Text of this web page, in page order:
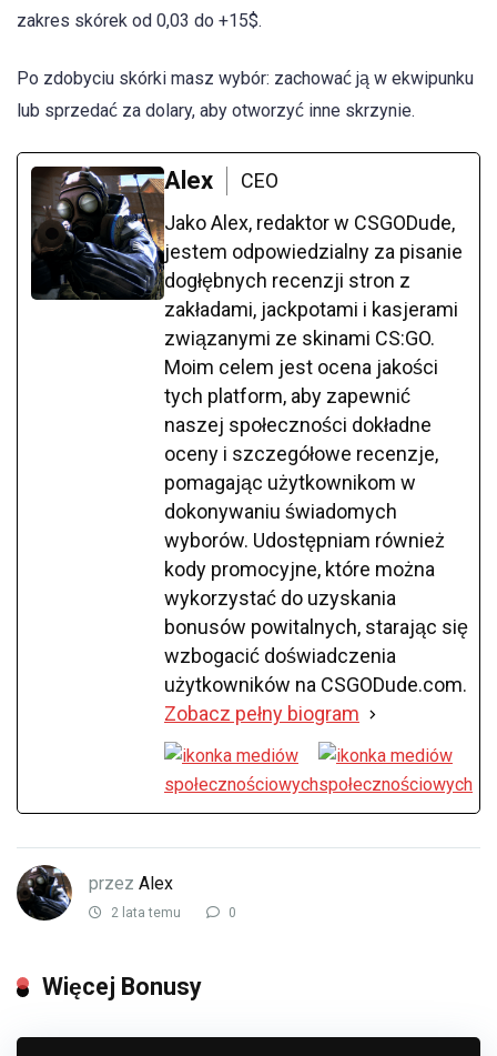
zakres skórek od 0,03 do +15$.
Po zdobyciu skórki masz wybór: zachować ją w ekwipunku
lub sprzedać za dolary, aby otworzyć inne skrzynie.
Alex
CEO
Jako Alex, redaktor w CSGODude,
jestem odpowiedzialny za pisanie
dogłębnych recenzji stron z
zakładami, jackpotami i kasjerami
związanymi ze skinami CS:GO.
Moim celem jest ocena jakości
tych platform, aby zapewnić
naszej społeczności dokładne
oceny i szczegółowe recenzje,
pomagając użytkownikom w
dokonywaniu świadomych
wyborów. Udostępniam również
kody promocyjne, które można
wykorzystać do uzyskania
bonusów powitalnych, starając się
wzbogacić doświadczenia
użytkowników na CSGODude.com.
Zobacz pełny biogram
przez Alex
2 lata temu 0
Więcej Bonusy